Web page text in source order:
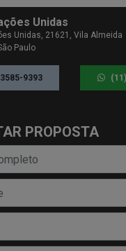
Unidas
Unidas, 21621, Vila Almeida
Paulo
9393
PROPOSTA